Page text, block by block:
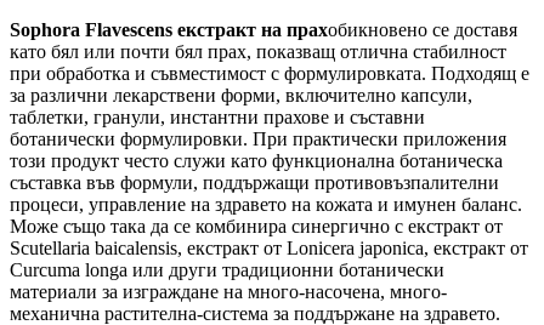
Sophora Flavescens екстракт на прахобикновено се доставя
като бял или почти бял прах, показващ отлична стабилност
при обработка и съвместимост с формулировката. Подходящ е
за различни лекарствени форми, включително капсули,
таблетки, гранули, инстантни прахове и съставни
ботанически формулировки. При практически приложения
този продукт често служи като функционална ботаническа
съставка във формули, поддържащи противовъзпалителни
процеси, управление на здравето на кожата и имунен баланс.
Може също така да се комбинира синергично с екстракт от
Scutellaria baicalensis, екстракт от Lonicera japonica, екстракт от
Curcuma longa или други традиционни ботанически
материали за изграждане на много-насочена, много-
механична растителна-система за поддържане на здравето.